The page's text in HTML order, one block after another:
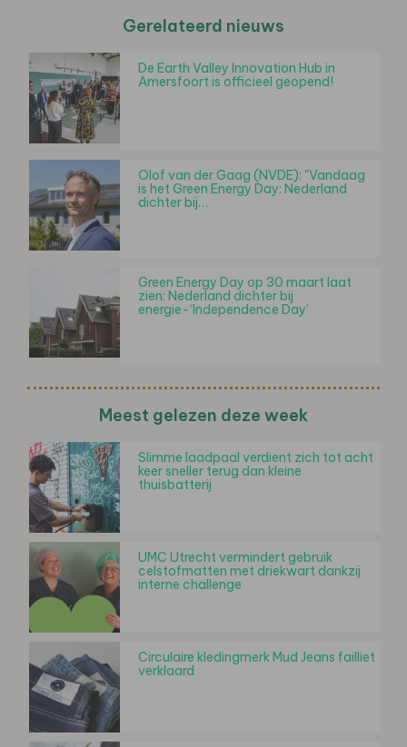
Gerelateerd nieuws
De Earth Valley Innovation Hub in
Amersfoort is officieel geopend!
Olof van der Gaag (NVDE): "Vandaag
is het Green Energy Day: Nederland
dichter bij…
Green Energy Day op 30 maart laat
zien: Nederland dichter bij
energie-‘Independence Day’
Meest gelezen deze week
Slimme laadpaal verdient zich tot acht
keer sneller terug dan kleine
thuisbatterij
UMC Utrecht vermindert gebruik
celstofmatten met driekwart dankzij
interne challenge
Circulaire kledingmerk Mud Jeans failliet
verklaard